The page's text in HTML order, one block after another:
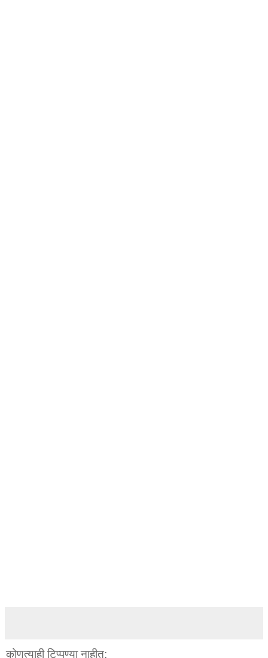
कोणत्याही टिप्पण्‍या नाहीत: